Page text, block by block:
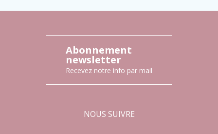
Abonnement
newsletter
Recevez notre info par mail
NOUS SUIVRE